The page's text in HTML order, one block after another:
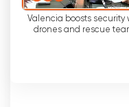
Valencia boosts security
drones and rescue